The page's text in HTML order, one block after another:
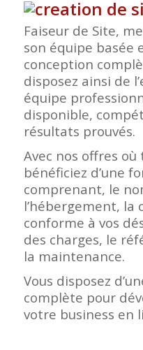
Faiseur de Site,
son équipe basée
conception
disposez ainsi de
équipe
disponible,
résultats prouvés.
Avec nos offres
bénéficiez d’une
comprenant, le
l’hébergement, la
conforme à vos
des charges, le
la maintenance.
Vous disposez
complète pour
votre business en